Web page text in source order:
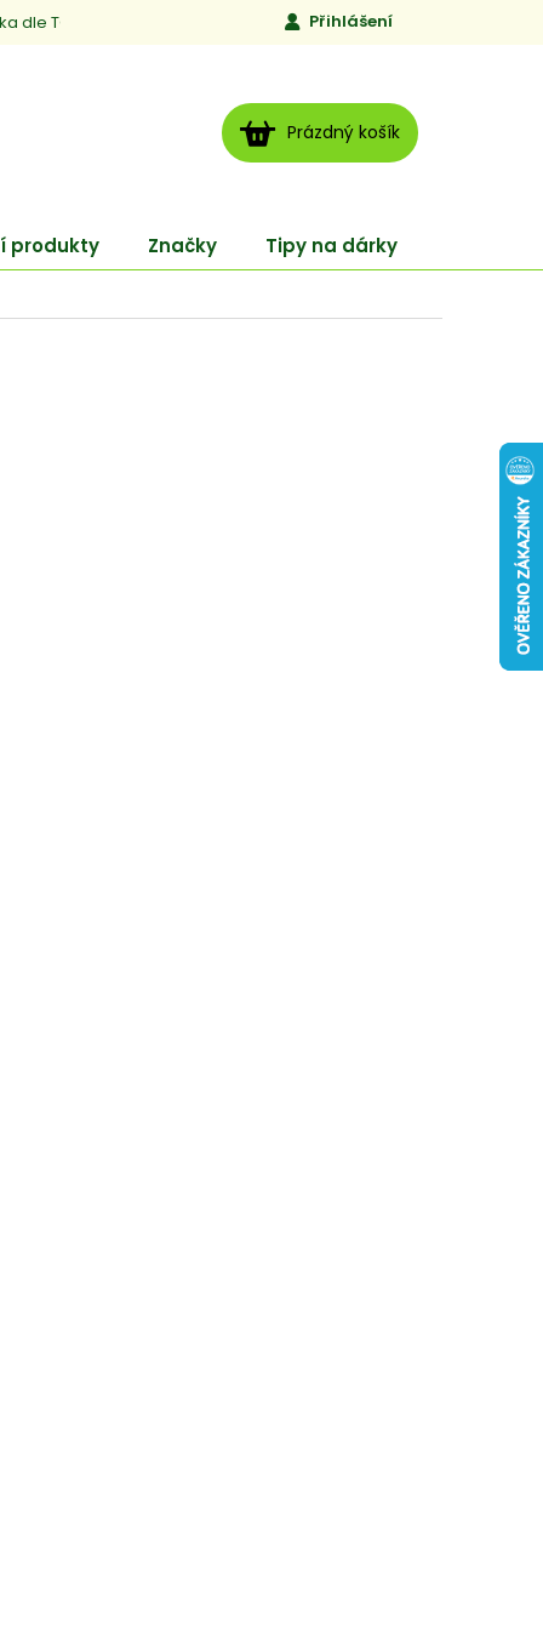
dle TCM Jen to, čemu věříme
Přihlášení
NÁKUPNÍ
KOŠÍK
Prázdný košík
produkty Značky Tipy na dárky